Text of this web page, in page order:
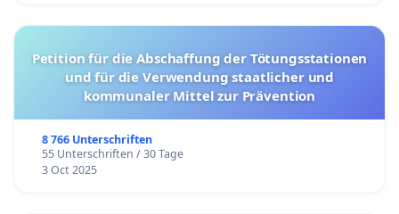
Petition für die Abschaffung der Tötungsstationen
und für die Verwendung staatlicher und
kommunaler Mittel zur Prävention
8 766 Unterschriften
55 Unterschriften / 30 Tage
3 Oct 2025